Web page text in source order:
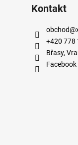
Kontakt
obchod@
+420 778
Břasy,
Facebook